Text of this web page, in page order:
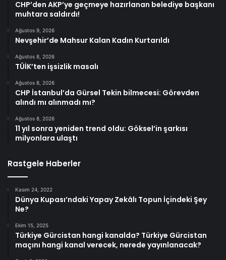
CHP’den AKP’ye geçmeye hazırlanan belediye başkanı
muhtara saldırdı!
Ağustos 9, 2026
Nevşehir’de Mahsur Kalan Kadın Kurtarıldı
Ağustos 8, 2026
TÜİK’ten işsizlik masalı
Ağustos 8, 2026
CHP İstanbul’da Gürsel Tekin bilmecesi: Görevden
alındı mı alınmadı mı?
Ağustos 8, 2026
11 yıl sonra yeniden trend oldu: Göksel’in şarkısı
milyonlara ulaştı
Rastgele Haberler
Kasım 24, 2022
Dünya Kupası’ndaki Yapay Zekâlı Topun İçindeki Şey
Ne?
Ekim 15, 2025
Türkiye Gürcistan hangi kanalda? Türkiye Gürcistan
maçını hangi kanal verecek, nerede yayınlanacak?